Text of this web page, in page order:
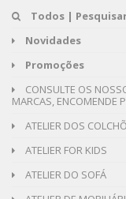
Todos |
Novidades
Promoções
CONSULTE OS
MARCAS, ENCOMENDE
ATELIER DOS
ATELIER FOR KIDS
ATELIER DO SOFÁ